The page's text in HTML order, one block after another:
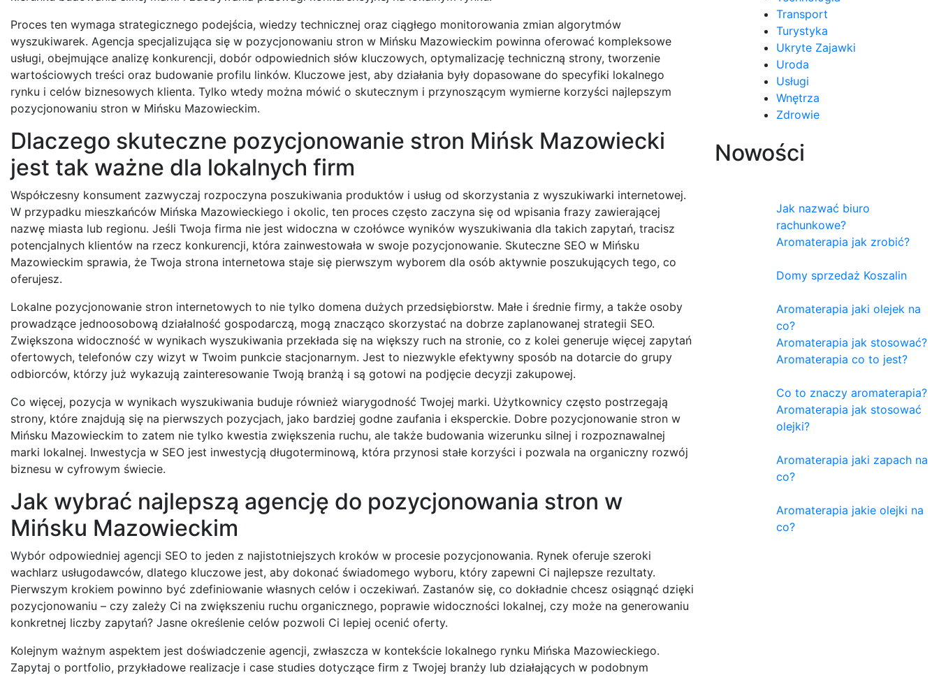
Proces ten wymaga strategicznego podejścia, wiedzy technicznej oraz ciągłego monitorowania zmian algorytmów
wyszukiwarek. Agencja specjalizująca się w pozycjonowaniu stron w Mińsku Mazowieckim powinna oferować kompleksowe
usługi, obejmujące analizę konkurencji, dobór odpowiednich słów kluczowych, optymalizację techniczną strony, tworzenie
wartościowych treści oraz budowanie profilu linków. Kluczowe jest, aby działania były dopasowane do specyfiki lokalnego
rynku i celów biznesowych klienta. Tylko wtedy można mówić o skutecznym i przynoszącym wymierne korzyści najlepszym
pozycjonowaniu stron w Mińsku Mazowieckim.
Dlaczego skuteczne pozycjonowanie stron Mińsk Mazowiecki
jest tak ważne dla lokalnych firm
Współczesny konsument zazwyczaj rozpoczyna poszukiwania produktów i usług od skorzystania z wyszukiwarki internetowej.
W przypadku mieszkańców Mińska Mazowieckiego i okolic, ten proces często zaczyna się od wpisania frazy zawierającej
nazwę miasta lub regionu. Jeśli Twoja firma nie jest widoczna w czołówce wyników wyszukiwania dla takich zapytań, tracisz
potencjalnych klientów na rzecz konkurencji, która zainwestowała w swoje pozycjonowanie. Skuteczne SEO w Mińsku
Mazowieckim sprawia, że Twoja strona internetowa staje się pierwszym wyborem dla osób aktywnie poszukujących tego, co
oferujesz.
Lokalne pozycjonowanie stron internetowych to nie tylko domena dużych przedsiębiorstw. Małe i średnie firmy, a także osoby
prowadzące jednoosobową działalność gospodarczą, mogą znacząco skorzystać na dobrze zaplanowanej strategii SEO.
Zwiększona widoczność w wynikach wyszukiwania przekłada się na większy ruch na stronie, co z kolei generuje więcej zapytań
ofertowych, telefonów czy wizyt w Twoim punkcie stacjonarnym. Jest to niezwykle efektywny sposób na dotarcie do grupy
odbiorców, którzy już wykazują zainteresowanie Twoją branżą i są gotowi na podjęcie decyzji zakupowej.
Co więcej, pozycja w wynikach wyszukiwania buduje również wiarygodność Twojej marki. Użytkownicy często postrzegają
strony, które znajdują się na pierwszych pozycjach, jako bardziej godne zaufania i eksperckie. Dobre pozycjonowanie stron w
Mińsku Mazowieckim to zatem nie tylko kwestia zwiększenia ruchu, ale także budowania wizerunku silnej i rozpoznawalnej
marki lokalnej. Inwestycja w SEO jest inwestycją długoterminową, która przynosi stałe korzyści i pozwala na organiczny rozwój
biznesu w cyfrowym świecie.
Jak wybrać najlepszą agencję do pozycjonowania stron w
Mińsku Mazowieckim
Wybór odpowiedniej agencji SEO to jeden z najistotniejszych kroków w procesie pozycjonowania. Rynek oferuje szeroki
wachlarz usługodawców, dlatego kluczowe jest, aby dokonać świadomego wyboru, który zapewni Ci najlepsze rezultaty.
Pierwszym krokiem powinno być zdefiniowanie własnych celów i oczekiwań. Zastanów się, co dokładnie chcesz osiągnąć dzięki
pozycjonowaniu – czy zależy Ci na zwiększeniu ruchu organicznego, poprawie widoczności lokalnej, czy może na generowaniu
konkretnej liczby zapytań? Jasne określenie celów pozwoli Ci lepiej ocenić oferty.
Kolejnym ważnym aspektem jest doświadczenie agencji, zwłaszcza w kontekście lokalnego rynku Mińska Mazowieckiego.
Zapytaj o portfolio, przykładowe realizacje i case studies dotyczące firm z Twojej branży lub działających w podobnym
Transport
Turystyka
Ukryte Zajawki
Uroda
Usługi
Wnętrza
Zdrowie
Nowości
Jak nazwać biuro
rachunkowe?
Aromaterapia jak zrobić?
Domy sprzedaż Koszalin
Aromaterapia jaki olejek na
co?
Aromaterapia jak stosować?
Aromaterapia co to jest?
Co to znaczy aromaterapia?
Aromaterapia jak stosować
olejki?
Aromaterapia jaki zapach na
co?
Aromaterapia jakie olejki na
co?